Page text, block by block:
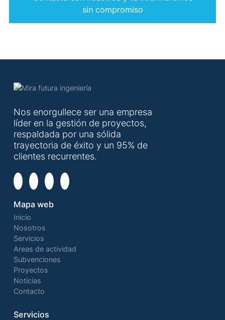
sin compromiso
Nos enorgullece ser una empresa
líder en la gestión de proyectos,
respaldada por una sólida
trayectoria de éxito y un 95% de
clientes recurrentes.
Mapa web
Inicio
Nosotros
Servicios
Areas de actividad
Subvenciones
Proyectos
Noticias
Contacto
Servicios